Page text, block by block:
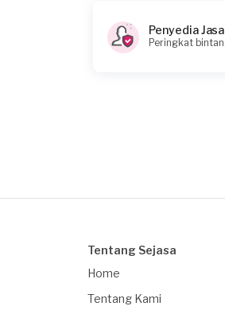
Penyedia
Peringkat
Tentang Sejasa
Home
Tentang Kami